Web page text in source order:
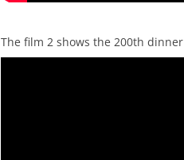
The film 2 shows the 200th dinner